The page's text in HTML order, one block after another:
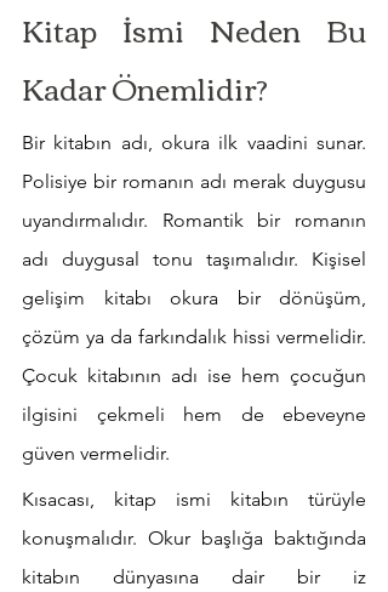
Kitap İsmi Neden Bu
Kadar Önemlidir?
Bir kitabın adı, okura ilk vaadini sunar.
Polisiye bir romanın adı merak duygusu
uyandırmalıdır. Romantik bir romanın
adı duygusal tonu taşımalıdır. Kişisel
gelişim kitabı okura bir dönüşüm,
çözüm ya da farkındalık hissi vermelidir.
Çocuk kitabının adı ise hem çocuğun
ilgisini çekmeli hem de ebeveyne
güven vermelidir.
Kısacası, kitap ismi kitabın türüyle
konuşmalıdır. Okur başlığa baktığında
kitabın dünyasına dair bir iz